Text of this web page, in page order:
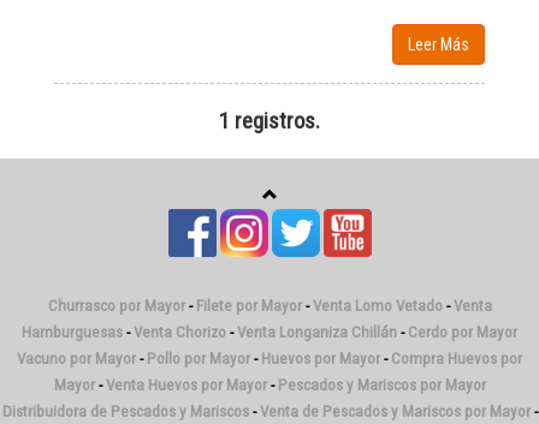
Leer Más
1 registros.
Churrasco por Mayor- Filete por Mayor-Venta Lomo Vetado-Venta
Hamburguesas -Venta Chorizo -Venta Longaniza Chillán - Cerdo por Mayor
Vacuno por Mayor - Pollo por Mayor - Huevos por Mayor - Compra Huevos por
Mayor-Venta Huevos por Mayor- Pescados y Mariscos por Mayor
Distribuidora de Pescados y Mariscos-Venta de Pescados y Mariscos por Mayor-